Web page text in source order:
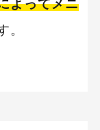
よってメニ
。